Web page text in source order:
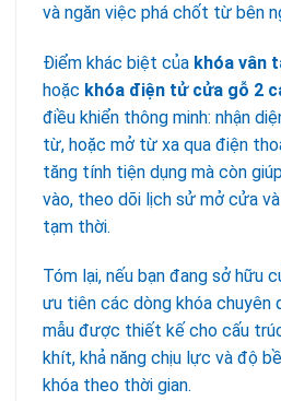
và ngăn việc phá chốt từ bên
Điểm khác biệt của khóa vân
hoặc khóa điện tử cửa gỗ 2
điều khiển thông minh: nhận
từ, hoặc mở từ xa qua điện
tăng tính tiện dụng mà còn
vào, theo dõi lịch sử mở cửa
tạm thời.
Tóm lại, nếu bạn đang sở hữu
ưu tiên các dòng khóa chuyên
mẫu được thiết kế cho cấu
khít, khả năng chịu lực và độ
khóa theo thời gian.